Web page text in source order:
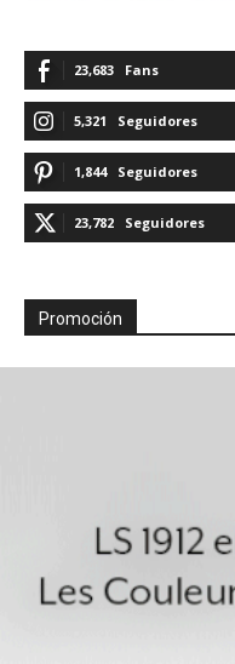
23,683 Fans
5,321 Seguidores
1,844 Seguidores
23,782 Seguidores
Promoción